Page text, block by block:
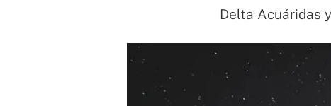
Delta Acuáridas